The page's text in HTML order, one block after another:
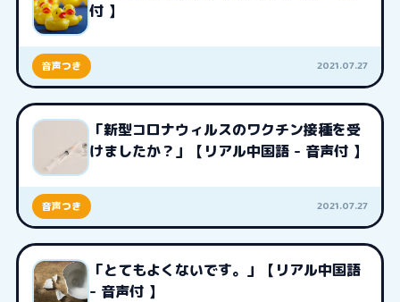
付 】
音声つき 2021.07.27
「新型コロナウィルスのワクチン接種を受
けましたか？」【リアル中国語 - 音声付 】
音声つき 2021.07.27
「とてもよくないです。」【リアル中国語
- 音声付 】